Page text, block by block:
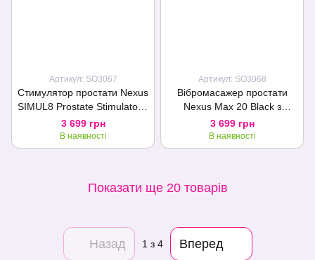
Артикул: SO3067
Стимулятор простати Nexus
SIMUL8 Prostate Stimulator з
ерекційним кільцем
3 699 грн
В наявності
Артикул: SO3068
Вібромасажер простати
Nexus Max 20 Black з
пультом ДК, унісекс
3 699 грн
В наявності
Показати ще 20 товарів
Назад 1з 4 Вперед